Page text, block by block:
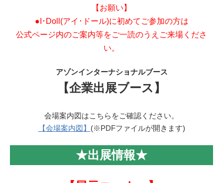
【お願い】
●I･Doll(アイ･ドール)に初めてご参加の方は
公式ページ内のご案内等をご一読のうえご来場くださ
い。
アゾンインターナショナルブース
【企業出展ブース】
会場案内図はこちらをご確認ください。
【会場案内図】 (※PDFファイルが開きます)
★出展情報★